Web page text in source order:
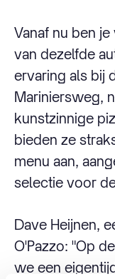
Vanaf nu ben
van dezelfde
ervaring als bij
Mariniersweg,
kunstzinnige
bieden ze
menu aan,
selectie voor
Dave Heijnen,
O'Pazzo: "Op
we een